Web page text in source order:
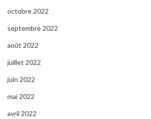
octobre 2022
septembre 2022
août 2022
juillet 2022
juin 2022
mai 2022
avril 2022